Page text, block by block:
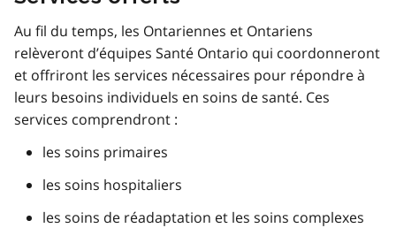
Au fil du temps, les Ontariennes et Ontariens
relèveront d’équipes Santé Ontario qui coordonneront
et offriront les services nécessaires pour répondre à
leurs besoins individuels en soins de santé. Ces
services comprendront :
les soins primaires
les soins hospitaliers
les soins de réadaptation et les soins complexes